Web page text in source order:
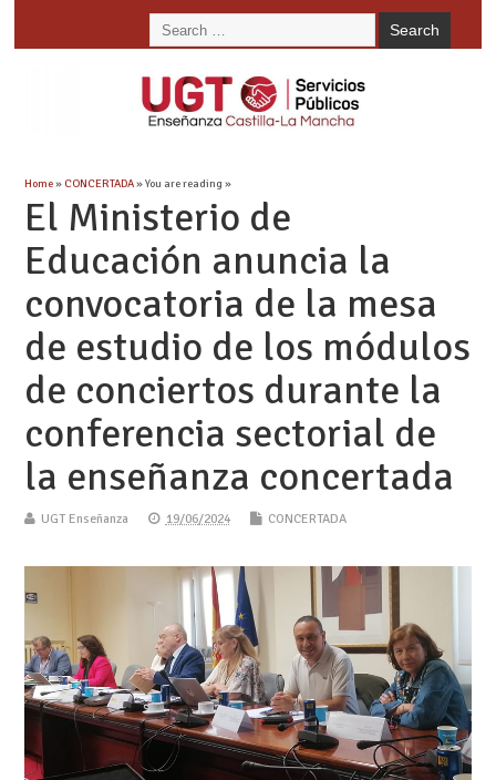
Home» CONCERTADA» You are reading »
El Ministerio de
Educación anuncia la
convocatoria de la mesa
de estudio de los módulos
de conciertos durante la
conferencia sectorial de
la enseñanza concertada
UGT Enseñanza 19/06/2024 CONCERTADA